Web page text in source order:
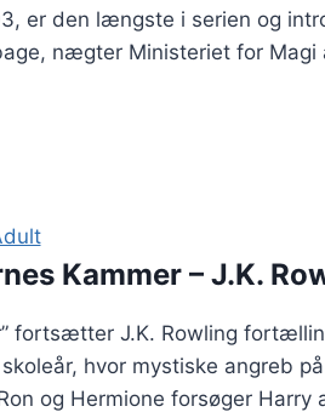
er den længste i serien og
nægter Ministeriet for
Kammer – J.K.
fortsætter J.K. Rowling
hvor mystiske angreb
og Hermione forsøger